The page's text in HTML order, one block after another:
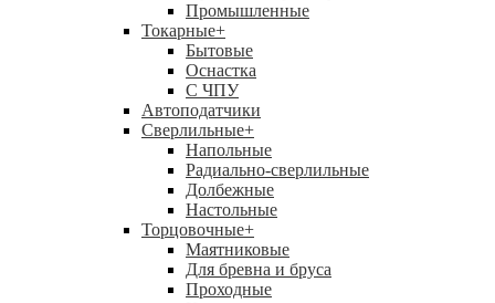
Промышленные
Токарные+
Бытовые
Оснастка
С ЧПУ
Автоподатчики
Сверлильные+
Напольные
Радиально-сверлильные
Долбежные
Настольные
Торцовочные+
Маятниковые
Для бревна и бруса
Проходные